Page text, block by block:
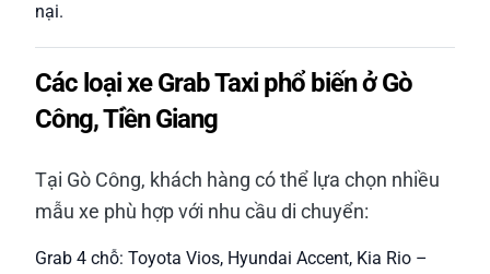
nại.
Các loại xe Grab Taxi phổ biến ở Gò
Công, Tiền Giang
Tại Gò Công, khách hàng có thể lựa chọn nhiều
mẫu xe phù hợp với nhu cầu di chuyển:
Grab 4 chỗ: Toyota Vios, Hyundai Accent, Kia Rio –